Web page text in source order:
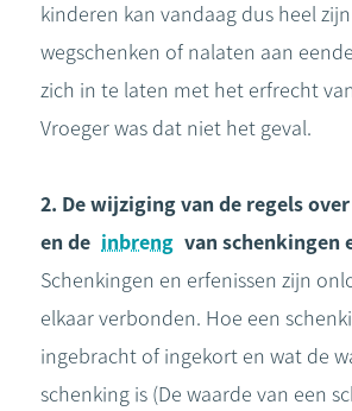
kinderen kan vandaag dus heel
wegschenken of nalaten aan
zich in te laten met het erfrecht
Vroeger was dat niet het geval.
2. De wijziging van de regels
en de inbreng van schenkingen
Schenkingen en erfenissen zijn
elkaar verbonden. Hoe een
ingebracht of ingekort en wat de
schenking is (De waarde van een